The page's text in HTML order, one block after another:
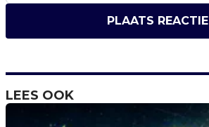
PLAATS REACTIE
LEES OOK